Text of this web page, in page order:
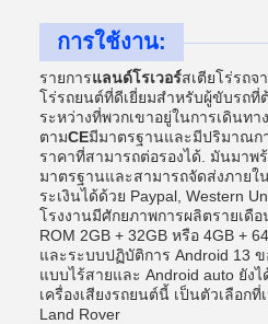
การใช้งาน:
รายการแลนด์โรเวอร์สเตียโร่รถจ
โร่รถยนต์ที่ดีเยี่ยมสําหรับผู้ขับรถที่
ระหว่างที่พวกเขาอยู่ในการเดินทา
ตามCEมีมาตรฐานและมีปริมาณก
ราคาที่สามารถต่อรองได้. มันมาพ
มาตรฐานและสามารถจัดส่งภายใ
ระเงินได้ด้วย Paypal, Western
โรงงานมีศักยภาพการผลิตรายเดื
ROM 2GB + 32GB หรือ 4GB +
และระบบปฏิบัติการ Android 13 ข
แบบไร้สายและ Android auto ยัง
เครื่องเสียงรถยนต์นี้ เป็นตัวเลือก
Land Rover